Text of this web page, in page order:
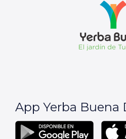
App Yerba Buena